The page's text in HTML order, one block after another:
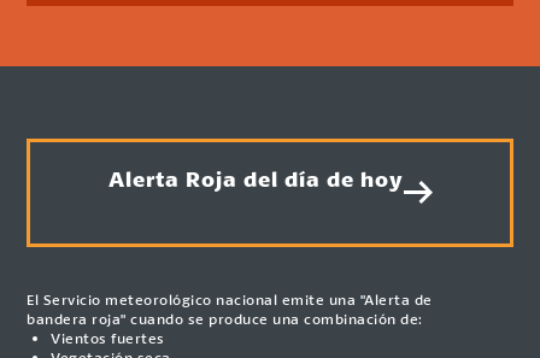
Alerta Roja del día de hoy
El Servicio meteorológico nacional emite una "Alerta de
bandera roja" cuando se produce una combinación de:
Vientos fuertes